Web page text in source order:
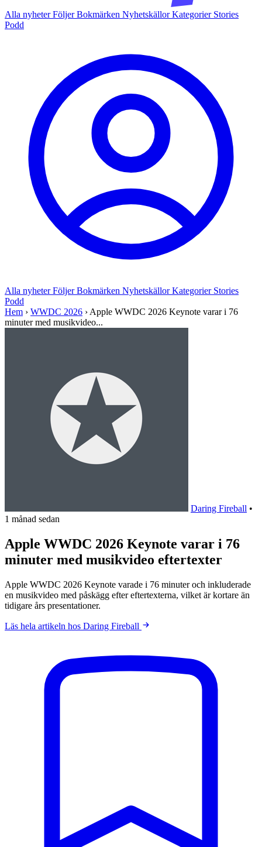
Alla nyheterFöljerBokmärken NyhetskällorKategorier Stories
Podd
Alla nyheterFöljerBokmärken NyhetskällorKategorier Stories
Podd
Hem › WWDC 2026 › Apple WWDC 2026 Keynote varar i 76
minuter med musikvideo...
Daring Fireball •
1 månad sedan
Apple WWDC 2026 Keynote varar i 76
minuter med musikvideo eftertexter
Apple WWDC 2026 Keynote varade i 76 minuter och inkluderade
en musikvideo med påskägg efter eftertexterna, vilket är kortare än
tidigare års presentationer.
Läs hela artikeln hos Daring Fireball